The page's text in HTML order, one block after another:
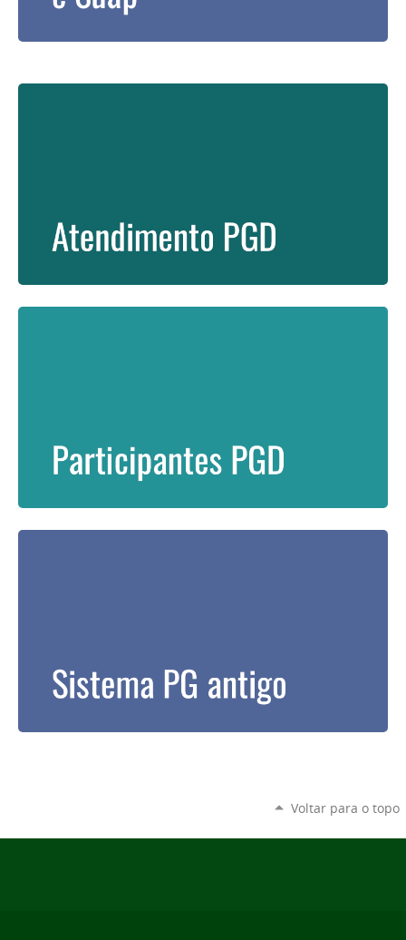
Voltar para o topo